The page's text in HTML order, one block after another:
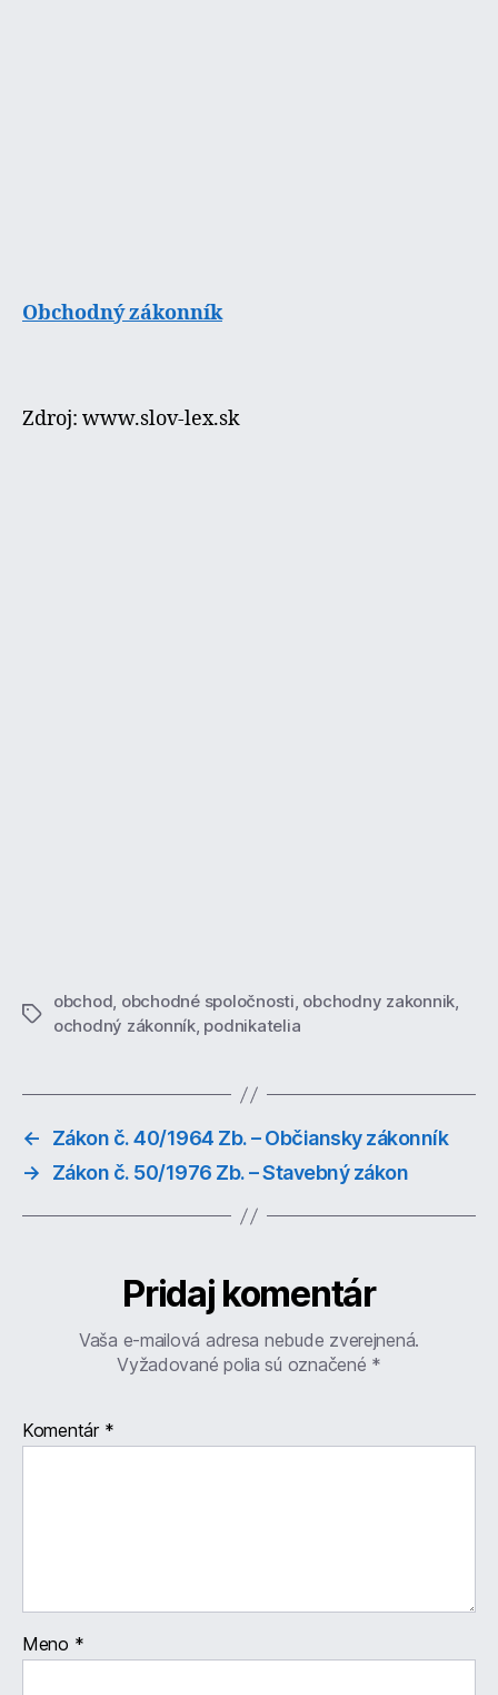
Obchodný zákonník
Zdroj: www.slov-lex.sk
Značky
obchod, obchodné spoločnosti, obchodny zakonnik,
ochodný zákonník, podnikatelia
←
Zákon č. 40/1964 Zb. – Občiansky zákonník
→
Zákon č. 50/1976 Zb. – Stavebný zákon
Pridaj komentár
Vaša e-mailová adresa nebude zverejnená.
Vyžadované polia sú označené *
Komentár *
Meno *